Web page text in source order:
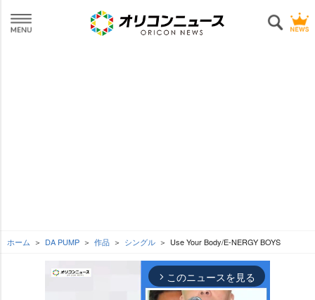
ホーム DA PUMP 作品 シングル Use Your Body/E-NERGY BOYS
arrow_forward_ios このニュースを見る